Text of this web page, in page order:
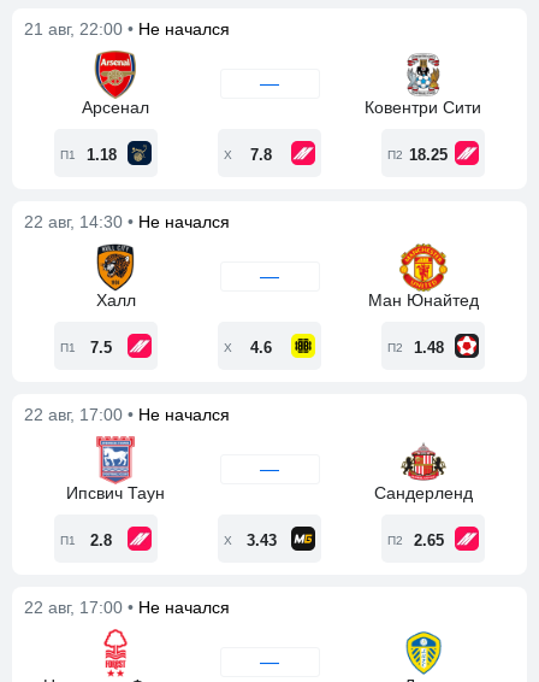
21 авг, 22:00 • Не начался
Арсенал
—
Ковентри Сити
П1 1.18 Х 7.8 П2 18.25
22 авг, 14:30 • Не начался
Халл
—
Ман Юнайтед
П1 7.5 Х 4.6 П2 1.48
22 авг, 17:00 • Не начался
Ипсвич Таун
—
Сандерленд
П1 2.8 Х 3.43 П2 2.65
22 авг, 17:00 • Не начался
—